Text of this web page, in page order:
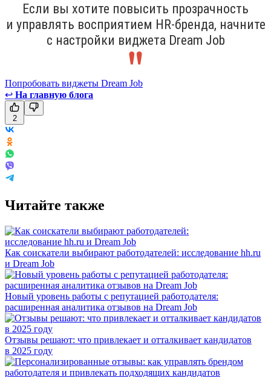
Если вы хотите повысить прозрачность
и управлять восприятием HR-бренда, начните
с настройки виджета Dream Job
Попробовать виджеты Dream Job
↩ На главную блога
2
Читайте также
Как соискатели выбирают работодателей: исследование hh.ru
и Dream Job
Новый уровень работы с репутацией работодателя:
расширенная аналитика отзывов на Dream Job
Отзывы решают: что привлекает и отталкивает кандидатов
в 2025 году